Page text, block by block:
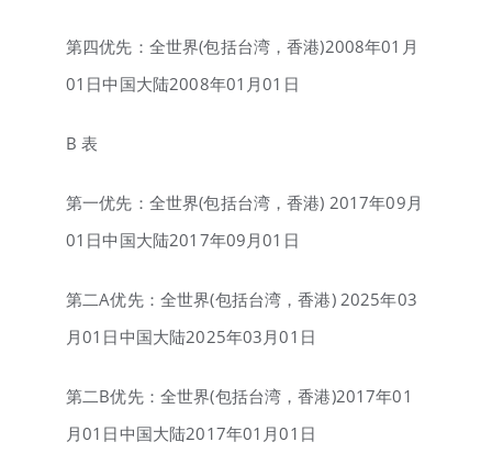
第四优先：全世界(包括台湾，香港)2008年01月
01日中国大陆2008年01月01日
B 表
第一优先：全世界(包括台湾，香港) 2017年09月
01日中国大陆2017年09月01日
第二A优先：全世界(包括台湾，香港) 2025年03
月01日中国大陆2025年03月01日
第二B优先：全世界(包括台湾，香港)2017年01
月01日中国大陆2017年01月01日